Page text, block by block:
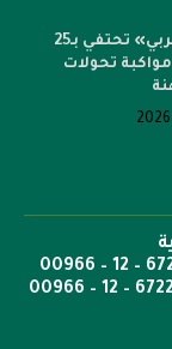
“جائزة الإعلام العربي» تحتفي بـ25
تحولات
ص.ب: 6351 جدة الرمز 21442 هاتف 6722269 – 12 – 00966